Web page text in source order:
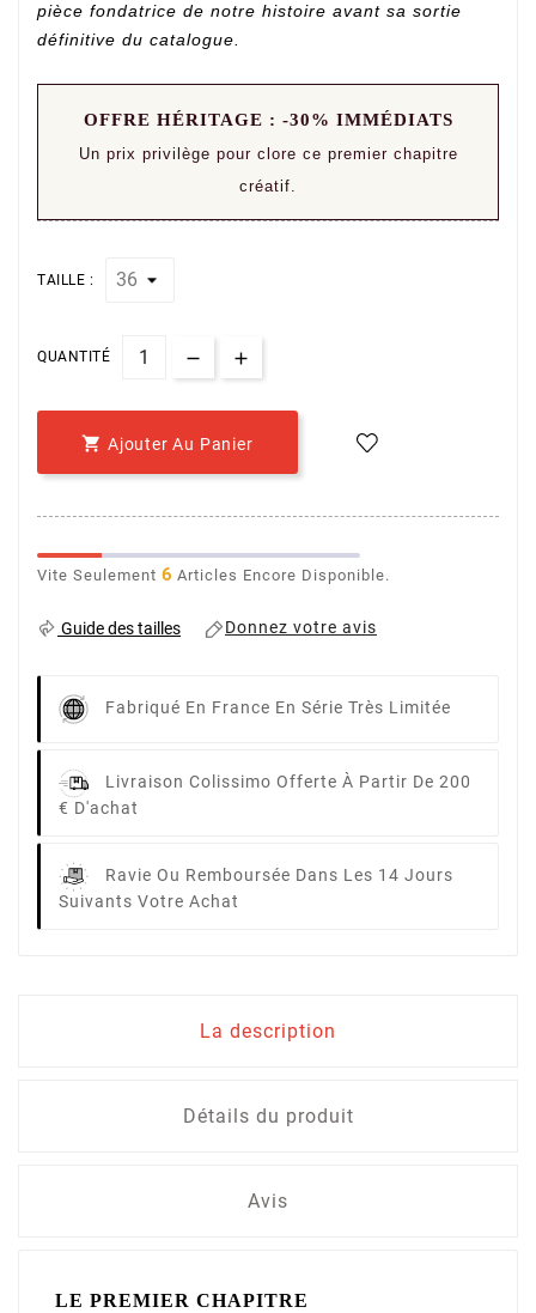
pièce fondatrice de notre histoire avant sa sortie
définitive du catalogue.
OFFRE HÉRITAGE : -30% IMMÉDIATS
Un prix privilège pour clore ce premier chapitre
créatif.
TAILLE :
QUANTITÉ
 Ajouter Au Panier
Vite Seulement 6 Articles Encore Disponible.
Guide des tailles Donnez votre avis
Fabriqué En France En Série Très Limitée
Livraison Colissimo Offerte À Partir De 200
€ D'achat
Ravie Ou Remboursée Dans Les 14 Jours
Suivants Votre Achat
La description
Détails du produit
Avis
LE PREMIER CHAPITRE